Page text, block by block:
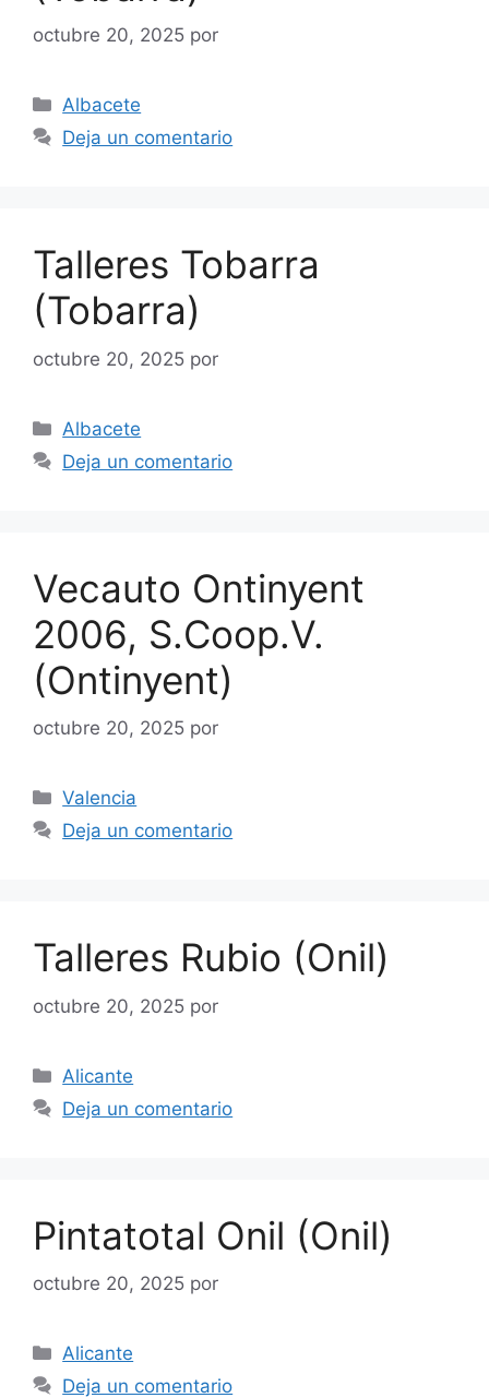
octubre 20, 2025 por
Categorías
Albacete
Deja un comentario
Talleres Tobarra
(Tobarra)
octubre 20, 2025 por
Categorías
Albacete
Deja un comentario
Vecauto Ontinyent
2006, S.Coop.V.
(Ontinyent)
octubre 20, 2025 por
Categorías
Valencia
Deja un comentario
Talleres Rubio (Onil)
octubre 20, 2025 por
Categorías
Alicante
Deja un comentario
Pintatotal Onil (Onil)
octubre 20, 2025 por
Categorías
Alicante
Deja un comentario